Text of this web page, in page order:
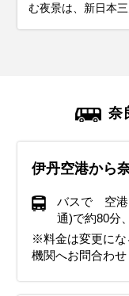
む夜景は、新日本
奈
伊丹空港から
バスで 空港
通)で約80分
※料金は変更にな
機関へお問合わせ